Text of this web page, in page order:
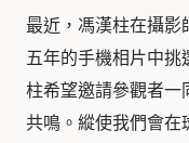
最近，馮漢柱在攝
五年的手機相片中
柱希望邀請參觀者一
共鳴。縱使我們會在